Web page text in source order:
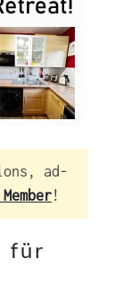
ad-
!
für